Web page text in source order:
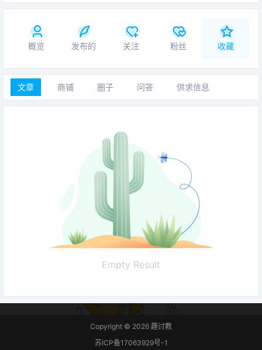
概览 发布的 关注 粉丝 收藏
文章 商铺 圈子 问答 供求信息
Empty Result
Copyright © 2026 趣讨教
苏ICP备17063929号-1